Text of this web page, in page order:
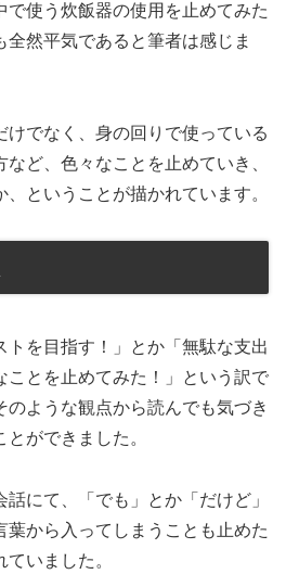
で使う炊飯器の使用を止めてみた
然平気であると筆者は感じま
けでなく、身の回りで使っている
ど、色々なことを止めていき、
ということが描かれています。
トを目指す！」とか「無駄な支出
ことを止めてみた！」という訳で
のような観点から読んでも気づき
ができました。
にて、「でも」とか「だけど」
葉から入ってしまうことも止めた
いました。